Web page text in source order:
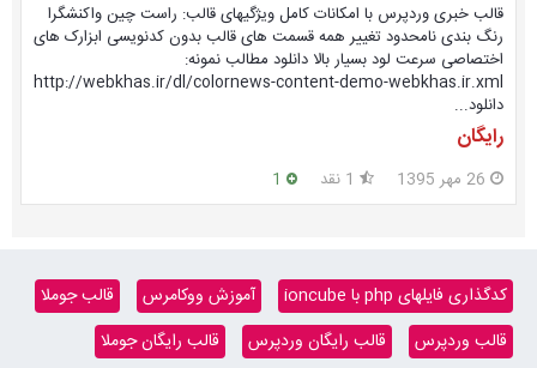
قالب خبری وردپرس با امکانات کامل ویژگیهای قالب: راست چین واکنشگرا
رنگ بندی نامحدود تغییر همه قسمت های قالب بدون کدنویسی ابزارک های
اختصاصی سرعت لود بسیار بالا دانلود مطالب نمونه:
http://webkhas.ir/dl/colornews-content-demo-webkhas.ir.xml
دانلود...
رایگان
26 مهر 1395
کدگذاری فایلهای php با ioncube آموزش ووکامرس
قالب جوملا
قالب وردپرس
قالب رایگان وردپرس قالب رایگان جوملا